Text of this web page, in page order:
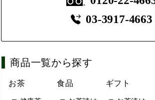
03-3917-4663
商品一覧から探す
お茶 食品 ギフト